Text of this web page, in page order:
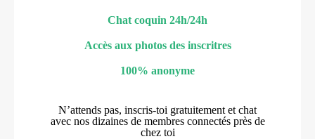
Chat coquin 24h/24h
Accès aux photos des inscritres
100% anonyme
N’attends pas, inscris-toi gratuitement et chat
avec nos dizaines de membres connectés près de
chez toi